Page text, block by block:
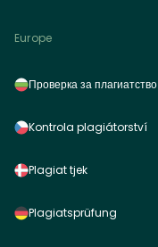
Europe
Проверка за плагиатство
Kontrola plagiátorství
Plagiat tjek
Plagiatsprüfung